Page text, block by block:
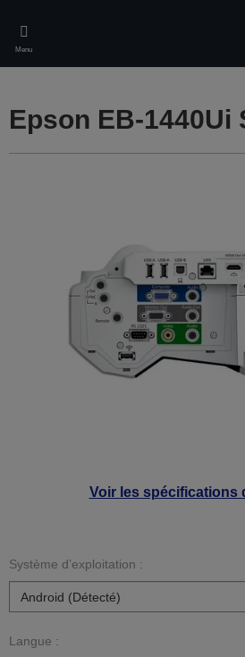
main
content
Menu
Voir les spécifications
Epson EB-1440Ui
Système d’exploitation :
Langue :